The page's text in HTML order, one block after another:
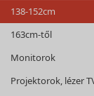
138-152cm
163cm-től
Monitorok
Projektorok, lézer